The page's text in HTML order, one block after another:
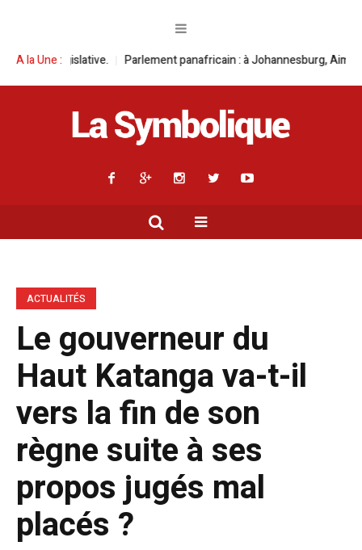
A la Une :Parlement panafricain : à Johannesburg, Aimé Boji Sangara
ACTUALITÉS
Le gouverneur du
Haut Katanga va-t-il
vers la fin de son
règne suite à ses
propos jugés mal
placés ?